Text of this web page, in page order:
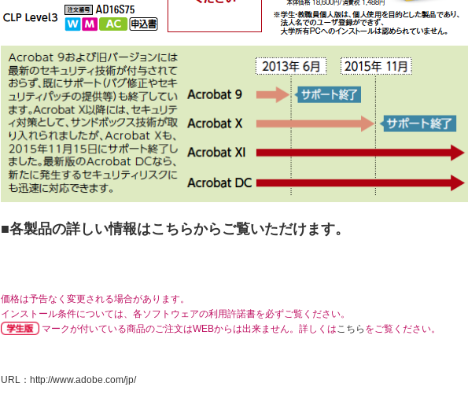
■各製品の詳しい情報はこちらからご覧いただけます。
価格は予告なく変更される場合があります。
インストール条件については、各ソフトウェアの利用許諾書を必ずご覧ください。
マークが付いている商品のご注文はWEBからは出来ません。詳しくはこちら をご覧ください。
URL： http://www.adobe.com/jp/